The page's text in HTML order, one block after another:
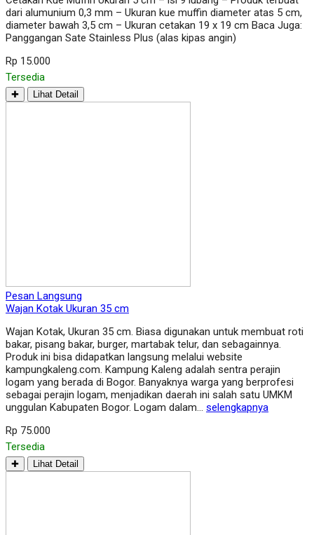
dari alumunium 0,3 mm – Ukuran kue muffin diameter atas 5 cm,
diameter bawah 3,5 cm – Ukuran cetakan 19 x 19 cm Baca Juga:
Panggangan Sate Stainless Plus (alas kipas angin)
Rp 15.000
Tersedia
✚ Lihat Detail
Pesan Langsung
Wajan Kotak Ukuran 35 cm
Wajan Kotak, Ukuran 35 cm. Biasa digunakan untuk membuat roti
bakar, pisang bakar, burger, martabak telur, dan sebagainnya.
Produk ini bisa didapatkan langsung melalui website
kampungkaleng.com. Kampung Kaleng adalah sentra perajin
logam yang berada di Bogor. Banyaknya warga yang berprofesi
sebagai perajin logam, menjadikan daerah ini salah satu UMKM
unggulan Kabupaten Bogor. Logam dalam… selengkapnya
Rp 75.000
Tersedia
✚ Lihat Detail